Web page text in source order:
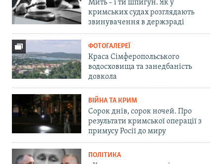
Мить – і ти шпигун. Як у
кримських судах розглядають
звинувачення в держзраді
ФОТОГАЛЕРЕЇ
Краса Сімферопольського
водосховища та занедбаність
довкола
ВІЙНА ТА КРИМ
Сорок днів, сорок ночей. Про
результати кримської операції з
примусу Росії до миру
ПОЛІТИКА